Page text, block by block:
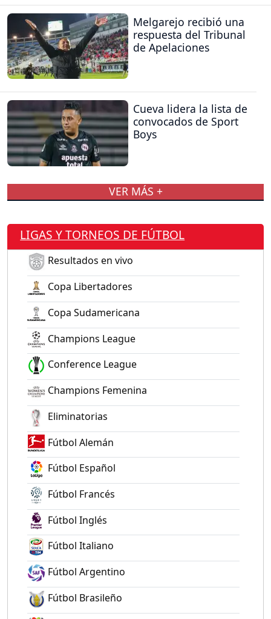
Melgarejo recibió una
respuesta del Tribunal
de Apelaciones
Cueva lidera la lista de
convocados de Sport
Boys
VER MÁS +
LIGAS Y TORNEOS DE FÚTBOL
Resultados en vivo
Copa Libertadores
Copa Sudamericana
Champions League
Conference League
Champions Femenina
Eliminatorias
Fútbol Alemán
Fútbol Español
Fútbol Francés
Fútbol Inglés
Fútbol Italiano
Fútbol Argentino
Fútbol Brasileño